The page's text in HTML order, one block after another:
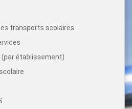
transports scolaires
établissement)